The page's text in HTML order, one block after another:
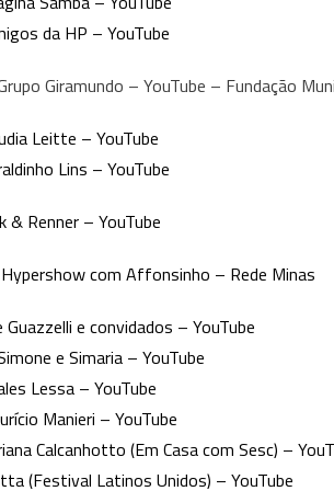
da HP – YouTube
Giramundo – YouTube – Fundação
Leitte – YouTube
Lins – YouTube
& Renner – YouTube
Hypershow com Affonsinho – Rede Minas
Guazzelli e convidados – YouTube
e Simaria – YouTube
Lessa – YouTube
Manieri – YouTube
Calcanhotto (Em Casa com Sesc) –
(Festival Latinos Unidos) – YouTube